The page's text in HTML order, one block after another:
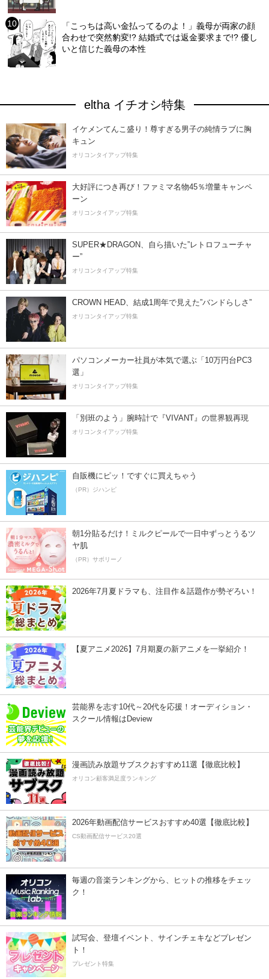
「こっちは高い金払ってるのよ！」義母が両家の顔
合わせで突然豹変!? 結婚式では返金要求まで!? 優し
いと信じた義母の本性
eltha イチオシ特集
イケメンてんこ盛り！尊すぎる男子の純情ラブに胸
キュン
オリコンタイアップ特集
大好評につき再び！ファミマ名物45％増量キャンペ
ーン
オリコンタイアップ特集
SUPER★DRAGON、自ら描いた”レトロフューチャ
ー”
オリコンタイアップ特集
CROWN HEAD、結成1周年で見えた”バンドらしさ”
オリコンタイアップ特集
パソコンメーカー社員が本気で選ぶ「10万円台PC3
選」
オリコンタイアップ特集
「別班のよう」腕時計で『VIVANT』の世界観再現
オリコンタイアップ特集
自販機にピッ！ですぐに買えちゃう
（PR）ジハンピ
朝1分貼るだけ！ミルクピールで一日中ずっとうるツ
ヤ肌
（PR）サボリーノ
2026年7月夏ドラマも、注目作＆話題作が勢ぞろい！
【夏アニメ2026】7月期夏の新アニメを一挙紹介！
芸能界を志す10代～20代を応援！オーディション・
スクール情報はDeview
漫画読み放題サブスクおすすめ11選【徹底比較】
オリコン顧客満足度ランキング
2026年動画配信サービスおすすめ40選【徹底比較】
CS動画配信サービス20選
毎週の音楽ランキングから、ヒットの推移をチェッ
ク！
試写会、登壇イベント、サインチェキなどプレゼン
ト！
プレゼント特集